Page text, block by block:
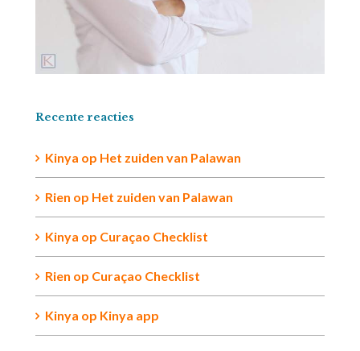
Recente reacties
Kinya op Het zuiden van Palawan
Rien op Het zuiden van Palawan
Kinya op Curaçao Checklist
Rien op Curaçao Checklist
Kinya op Kinya app